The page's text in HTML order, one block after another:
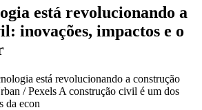
está revolucionando a
inovações, impactos e o
está revolucionando a construção
/ Pexels A construção civil é um dos
da econ